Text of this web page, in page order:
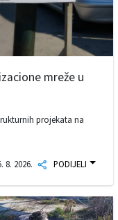
mreže u
projekata na
8. 2026. PODIJELI